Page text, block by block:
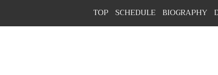
TOP SCHEDULE BIOGRAPHY